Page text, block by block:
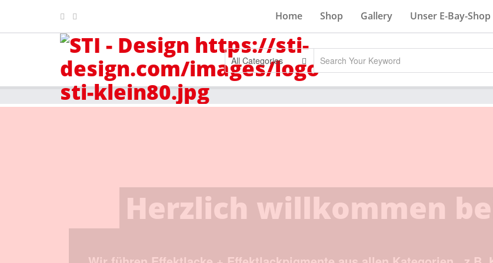
Home Shop Gallery Unser E-Bay-Shop
All Categories
Effektlacke